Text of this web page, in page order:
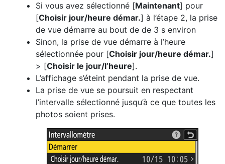
Si vous avez sélectionné [Maintenant] pour
[Choisir jour/heure démar.] à l’étape 2, la prise
de vue démarre au bout de de 3 s environ
Sinon, la prise de vue démarre à l’heure
sélectionnée pour [Choisir jour/heure démar.]
> [Choisir le jour/l’heure].
L’affichage s’éteint pendant la prise de vue.
La prise de vue se poursuit en respectant
l’intervalle sélectionné jusqu’à ce que toutes les
photos soient prises.